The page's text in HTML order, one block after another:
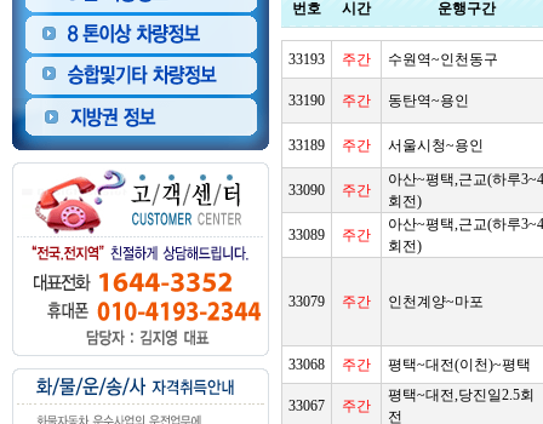
번호 시간 운행구간
33193 주간 수원역~인천동구
33190 주간 동탄역~용인
33189 주간 서울시청~용인
33090 주간
아산~평택,근교(하루3~4
회전)
33089
주간
아산~평택,근교(하루3~4
회전)
33079 주간 인천계양~마포
33068 주간 평택~대전(이천)~평택
33067 주간
평택~대전,당진일2.5회
전